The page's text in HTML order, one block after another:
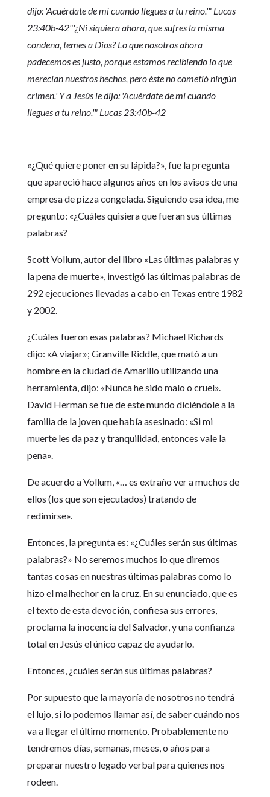
dijo: 'Acuérdate de mí cuando llegues a tu reino.'" Lucas
23:40b-42"'¿Ni siquiera ahora, que sufres la misma
condena, temes a Dios? Lo que nosotros ahora
padecemos es justo, porque estamos recibiendo lo que
merecían nuestros hechos, pero éste no cometió ningún
crimen.' Y a Jesús le dijo: 'Acuérdate de mí cuando
llegues a tu reino.'" Lucas 23:40b-42
«¿Qué quiere poner en su lápida?», fue la pregunta
que apareció hace algunos años en los avisos de una
empresa de pizza congelada. Siguiendo esa idea, me
pregunto: «¿Cuáles quisiera que fueran sus últimas
palabras?
Scott Vollum, autor del libro «Las últimas palabras y
la pena de muerte», investigó las últimas palabras de
292 ejecuciones llevadas a cabo en Texas entre 1982
y 2002.
¿Cuáles fueron esas palabras? Michael Richards
dijo: «A viajar»; Granville Riddle, que mató a un
hombre en la ciudad de Amarillo utilizando una
herramienta, dijo: «Nunca he sido malo o cruel».
David Herman se fue de este mundo diciéndole a la
familia de la joven que había asesinado: «Si mi
muerte les da paz y tranquilidad, entonces vale la
pena».
De acuerdo a Vollum, «… es extraño ver a muchos de
ellos (los que son ejecutados) tratando de
redimirse».
Entonces, la pregunta es: «¿Cuáles serán sus últimas
palabras?» No seremos muchos lo que diremos
tantas cosas en nuestras últimas palabras como lo
hizo el malhechor en la cruz. En su enunciado, que es
el texto de esta devoción, confiesa sus errores,
proclama la inocencia del Salvador, y una confianza
total en Jesús el único capaz de ayudarlo.
Entonces, ¿cuáles serán sus últimas palabras?
Por supuesto que la mayoría de nosotros no tendrá
el lujo, si lo podemos llamar así, de saber cuándo nos
va a llegar el último momento. Probablemente no
tendremos días, semanas, meses, o años para
preparar nuestro legado verbal para quienes nos
rodeen.